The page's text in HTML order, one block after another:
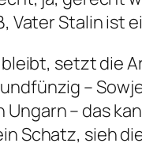
Vater Stalin ist
setzt die
–
– das
Schatz, sieh